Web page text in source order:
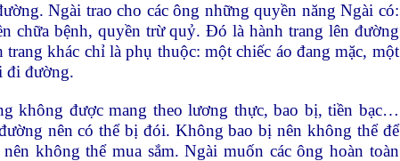
Ngài trao cho các ông những quyền năng Ngài có:
chữa bệnh, quyền trừ quỷ. Đó là hành trang lên đường
trang khác chỉ là phụ thuộc: một chiếc áo đang mặc, một
đi đường.
không được mang theo lương thực, bao bị, tiền bạc…
nên có thể bị đói. Không bao bị nên không thể để
không thể mua sắm. Ngài muốn các ông hoàn toàn